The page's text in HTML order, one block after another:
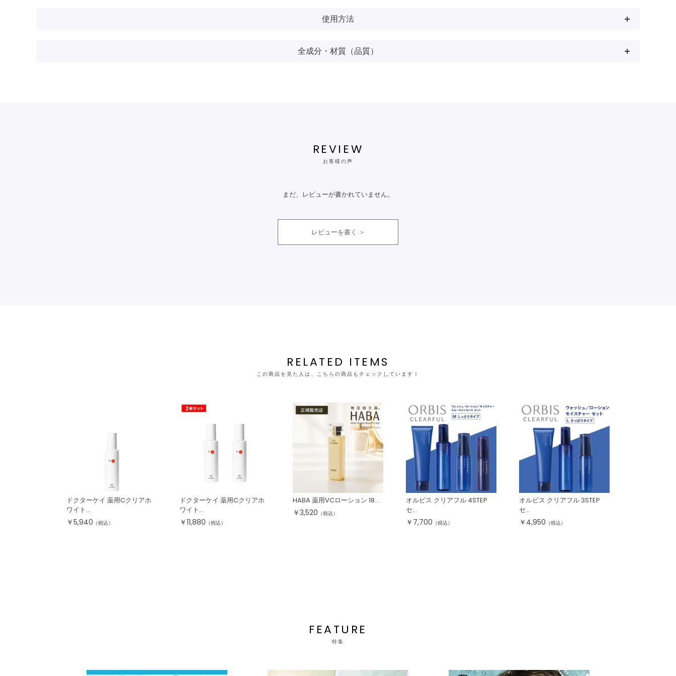
使用方法
全成分・材質（品質）
REVIEW
お客様の声
まだ、レビューが書かれていません。
レビューを書く
RELATED ITEMS
この商品を見た人は、こちらの商品もチェックしています！
ドクターケイ 薬用Cクリアホ
ワイト...
￥5,940 （税込）
ドクターケイ 薬用Cクリアホ
ワイト...
￥11,880 （税込）
HABA 薬用VCローション 18...
￥3,520 （税込）
オルビス クリアフル 4STEP
セ...
￥ 7,700 （税込）
オルビス クリアフル 3STEP
セ...
￥ 4,950 （税込）
FEATURE
特集